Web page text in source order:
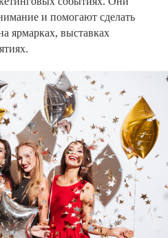
и помогают сделать
ярмарках, выставках